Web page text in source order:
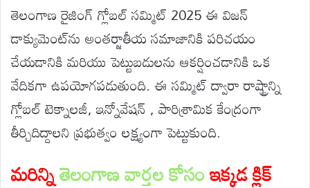
తెలంగాణ రైజింగ్ గ్లోబల్ సమ్మిట్ 2025 ఈ విజన్
డాక్యుమెంట్‌ను అంతర్జాతీయ సమాజానికి పరిచయం
చేయడానికి మరియు పెట్టుబడులను ఆకర్షించడానికి ఒక
వేదికగా ఉపయోగపడుతుంది. ఈ సమ్మిట్ ద్వారా రాష్ట్రాన్ని
గ్లోబల్ టెక్నాలజీ, ఇన్నోవేషన్ , పారిశ్రామిక కేంద్రంగా
తీర్చిదిద్దాలని ప్రభుత్వం లక్ష్యంగా పెట్టుకుంది.
మరిన్నితెలంగాణ వార్తల కోసంఇక్కడ క్లిక్